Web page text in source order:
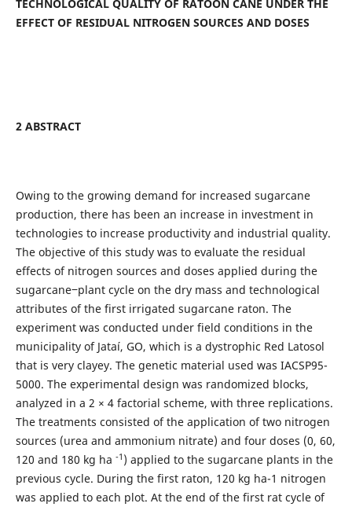
TECHNOLOGICAL QUALITY OF RATOON CANE UNDER THE
EFFECT OF RESIDUAL NITROGEN SOURCES AND DOSES
2 ABSTRACT
Owing to the growing demand for increased sugarcane
production, there has been an increase in investment in
technologies to increase productivity and industrial quality.
The objective of this study was to evaluate the residual
effects of nitrogen sources and doses applied during the
sugarcane‒plant cycle on the dry mass and technological
attributes of the first irrigated sugarcane raton. The
experiment was conducted under field conditions in the
municipality of Jataí, GO, which is a dystrophic Red Latosol
that is very clayey. The genetic material used was IACSP95-
5000. The experimental design was randomized blocks,
analyzed in a 2 × 4 factorial scheme, with three replications.
The treatments consisted of the application of two nitrogen
sources (urea and ammonium nitrate) and four doses (0, 60,
120 and 180 kg ha -1 ) applied to the sugarcane plants in the
previous cycle. During the first raton, 120 kg ha-1 nitrogen
was applied to each plot. At the end of the first rat cycle of